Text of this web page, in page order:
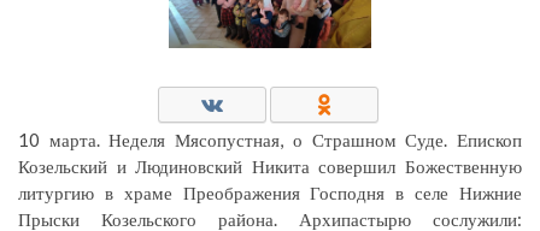
10 марта. Неделя Мясопустная, о Страшном Суде. Епископ
Козельский и Людиновский Никита совершил Божественную
литургию в храме Преображения Господня в селе Нижние
Прыски Козельского района. Архипастырю сослужили: